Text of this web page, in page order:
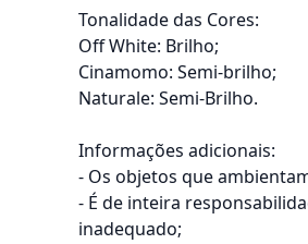
Tonalidade das Cores:
Off White: Brilho;
Cinamomo: Semi-brilho;
Naturale: Semi-Brilho.
Informações adicionais:
- Os objetos que
- É de inteira
inadequado;